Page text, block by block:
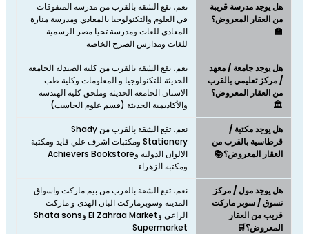
هل يوجد مدرسة قريبة
من العقار المعروض؟
🏫
نعم، تقع الشقة بالقرب من مدرسة المتفوقات
في العلوم والتكنولوجيا بالمعادي ومدرسة منارة
المعادي للغات ومدرسة تحيا مصر الرسمية
للغات ومدارس الصرح الخاصة
هل يوجد جامعة / معهد
/ مركز تعليمي بالقرب
من العقار المعروض؟
🏛️
نعم، تقع الشقة بالقرب من كلية الصيدلة الجامعة
الحديثة للتكنولوجيا و المعلومات وكلية طب
الاسنان الجامعة الحديثة وملحق كلية الهندسة
والأكاديمية الحديثة (قسم علوم الحاسب)
هل يوجد مكتبة /
قرطاسية بالقرب من
العقار المعروض؟📚
نعم، تقع الشقة بالقرب من Shady
Stationery ومكتبات اشرف علي فايد ومكتبة
الالوان الدولية وAchievers Bookstore
ومكتبه الزهراء
هل يوجد مول / مركز
تسوق / سوبر ماركت
قريب من العقار
المعروض؟🛒
نعم، تقع الشقة بالقرب من بيم ماركت واسواق
المدينة وسوبرماركت البان الهدى و ماركت
الراعى وEl Zahraa Market وShata sons
Supermarket